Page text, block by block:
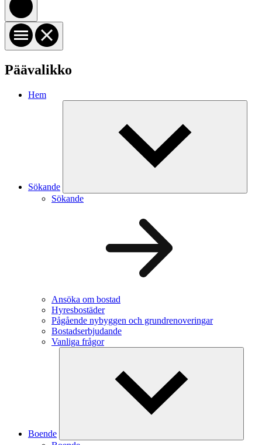
Päävalikko
Hem
Sökande
Sökande
Ansöka om bostad
Hyresbostäder
Pågående nybyggen och grundrenoveringar
Bostadserbjudande
Vanliga frågor
Boende